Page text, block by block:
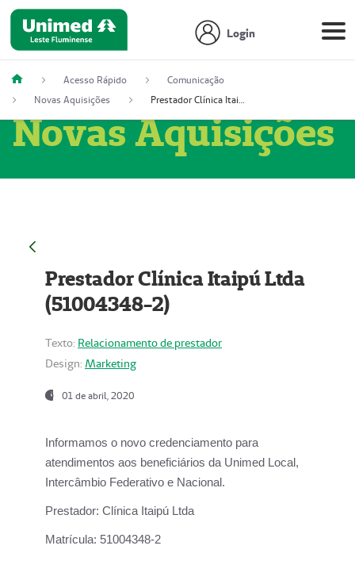
Login
Acesso Rápido
Comunicação
Novas Aquisições
Prestador Clínica Itaipú Ltda (51004348-2)
Novas Aquisições
Prestador Clínica Itaipú Ltda
(51004348-2)
Texto: Relacionamento de prestador
Design: Marketing
01 de abril, 2020
Informamos o novo credenciamento para
atendimentos aos beneficiários da Unimed Local,
Intercâmbio Federativo e Nacional.
Prestador: Clínica Itaipú Ltda
Matrícula: 51004348-2